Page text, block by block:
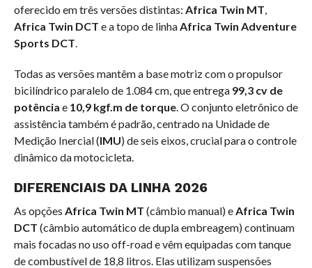
oferecido em três versões distintas: Africa Twin MT,
Africa Twin DCT e a topo de linhaAfrica Twin Adventure
Sports DCT.
Todas as versões mantêm a base motriz com o propulsor
bicilíndrico paralelo de 1.084 cm, que entrega 99,3 cvde
potência e 10,9 kgf.m de torque. O conjunto eletrônico de
assistência também é padrão, centrado na Unidade de
Medição Inercial (IMU) de seis eixos, crucial para o controle
dinâmico da motocicleta.
DIFERENCIAIS DA LINHA 2026
As opções Africa Twin MT (câmbio manual) eAfrica Twin
DCT (câmbio automático de dupla embreagem) continuam
mais focadas no uso off-road e vêm equipadas com tanque
de combustível de 18,8 litros. Elas utilizam suspensões